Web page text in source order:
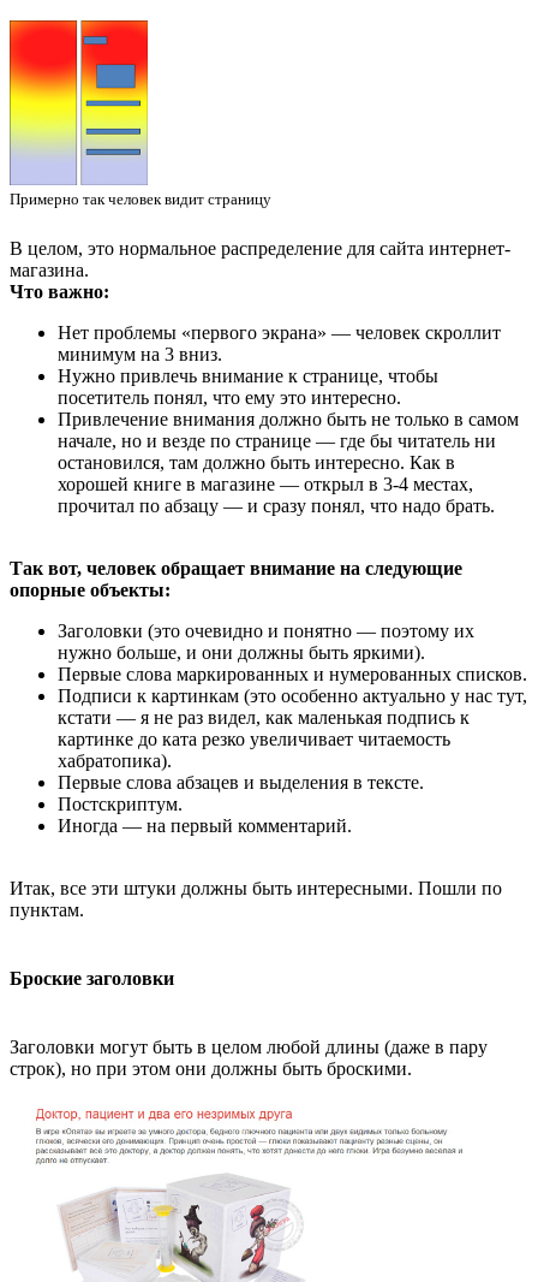
Примерно так человек видит страницу
В целом, это нормальное распределение для сайта интернет-
магазина.
Что важно:
Нет проблемы «первого экрана» — человек скроллит
минимум на 3 вниз.
Нужно привлечь внимание к странице, чтобы
посетитель понял, что ему это интересно.
Привлечение внимания должно быть не только в самом
начале, но и везде по странице — где бы читатель ни
остановился, там должно быть интересно. Как в
хорошей книге в магазине — открыл в 3-4 местах,
прочитал по абзацу — и сразу понял, что надо брать.
Так вот, человек обращает внимание на следующие
опорные объекты:
Заголовки (это очевидно и понятно — поэтому их
нужно больше, и они должны быть яркими).
Первые слова маркированных и нумерованных списков.
Подписи к картинкам (это особенно актуально у нас тут,
кстати — я не раз видел, как маленькая подпись к
картинке до ката резко увеличивает читаемость
хабратопика).
Первые слова абзацев и выделения в тексте.
Постскриптум.
Иногда — на первый комментарий.
Итак, все эти штуки должны быть интересными. Пошли по
пунктам.
Броские заголовки
Заголовки могут быть в целом любой длины (даже в пару
строк), но при этом они должны быть броскими.